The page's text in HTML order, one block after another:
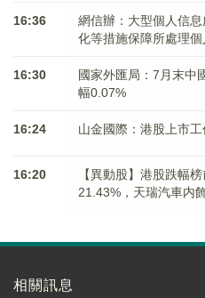
16:36
網信辦：大型個人信
化等措施保障所處理
16:30
國家外匯局：7月末中
幅0.07%
16:24 山金國際：港股上市
16:20
【異動股】港股跌幅
21.43%，天瑞汽車内
相關訊息